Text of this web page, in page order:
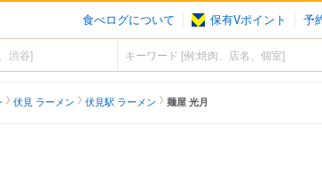
食べログについて 保有Vポイント 予
伏見 ラーメン 伏見駅 ラーメン 麺屋 光月